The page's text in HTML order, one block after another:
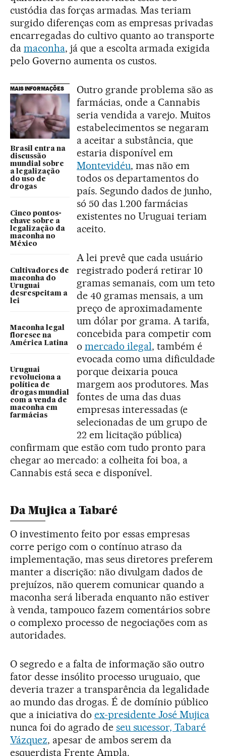
custódia das forças armadas. Mas teriam
surgido diferenças com as empresas privadas
encarregadas do cultivo quanto ao transporte
da maconha, já que a escolta armada exigida
pelo Governo aumenta os custos.
MAIS INFORMAÇÕES
Brasil entra na
discussão
mundial sobre
a legalização
do uso de
drogas
Cinco pontos-
chave sobre a
legalização da
maconha no
México
Cultivadores de
maconha do
Uruguai
desrespeitam a
lei
Maconha legal
floresce na
América Latina
Uruguai
revoluciona a
política de
drogas mundial
com a venda de
maconha em
farmácias
Outro grande problema são as
farmácias, onde a Cannabis
seria vendida a varejo. Muitos
estabelecimentos se negaram
a aceitar a substância, que
estaria disponível em
Montevidéu, mas não em
todos os departamentos do
país. Segundo dados de junho,
só 50 das 1.200 farmácias
existentes no Uruguai teriam
aceito.
A lei prevê que cada usuário
registrado poderá retirar 10
gramas semanais, com um teto
de 40 gramas mensais, a um
preço de aproximadamente
um dólar por grama. A tarifa,
concebida para competir com
o mercado ilegal, também é
evocada como uma dificuldade
porque deixaria pouca
margem aos produtores. Mas
fontes de uma das duas
empresas interessadas (e
selecionadas de um grupo de
22 em licitação pública)
confirmam que estão com tudo pronto para
chegar ao mercado: a colheita foi boa, a
Cannabis está seca e disponível.
Da Mujica a Tabaré
O investimento feito por essas empresas
corre perigo com o contínuo atraso da
implementação, mas seus diretores preferem
manter a discrição: não divulgam dados de
prejuízos, não querem comunicar quando a
maconha será liberada enquanto não estiver
à venda, tampouco fazem comentários sobre
o complexo processo de negociações com as
autoridades.
O segredo e a falta de informação são outro
fator desse insólito processo uruguaio, que
deveria trazer a transparência da legalidade
ao mundo das drogas. É de domínio público
que a iniciativa do ex-presidente José Mujica
nunca foi do agrado de seu sucessor, Tabaré
Vázquez, apesar de ambos serem da
esquerdista Frente Ampla.